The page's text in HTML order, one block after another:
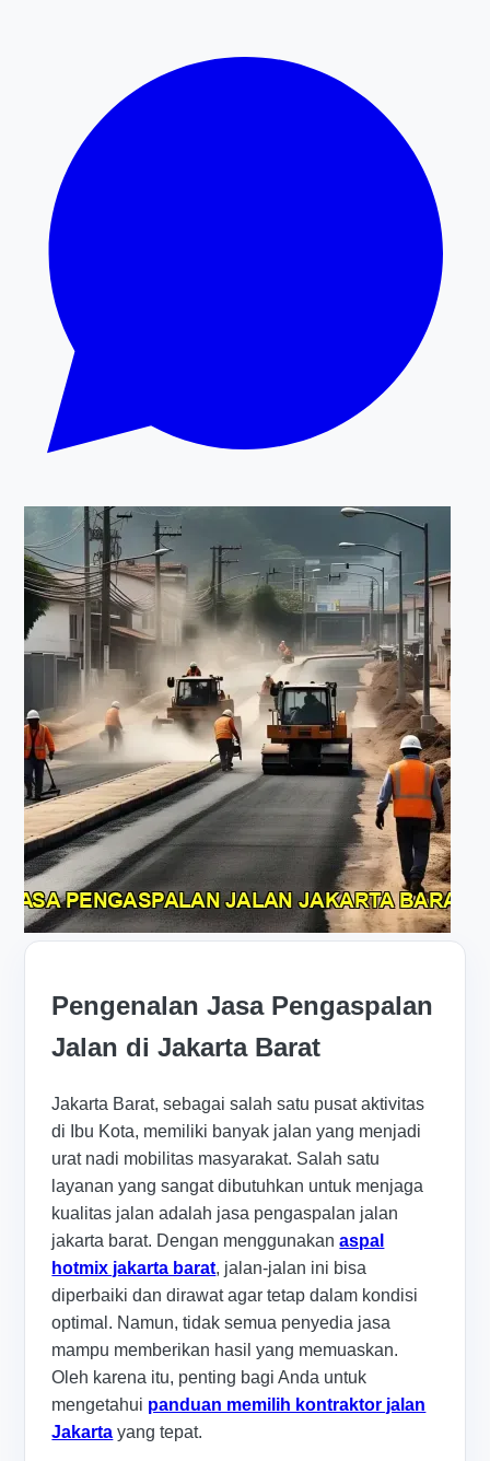
Pengenalan Jasa Pengaspalan
Jalan di Jakarta Barat
Jakarta Barat, sebagai salah satu pusat aktivitas
di Ibu Kota, memiliki banyak jalan yang menjadi
urat nadi mobilitas masyarakat. Salah satu
layanan yang sangat dibutuhkan untuk menjaga
kualitas jalan adalah jasa pengaspalan jalan
jakarta barat. Dengan menggunakanaspal
hotmix jakarta barat, jalan-jalan ini bisa
diperbaiki dan dirawat agar tetap dalam kondisi
optimal. Namun, tidak semua penyedia jasa
mampu memberikan hasil yang memuaskan.
Oleh karena itu, penting bagi Anda untuk
mengetahui panduan memilih kontraktor jalan
Jakarta yang tepat.